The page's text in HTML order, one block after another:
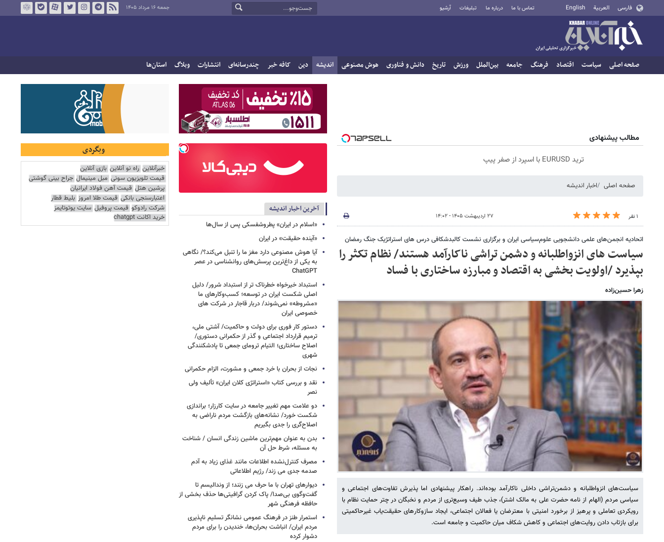
فارسی العربية English تماس با ما درباره ما تبلیغات آرشیو جمعه ۱۶ مرداد ۱۴۰۵
صفحه اصلی سیاست اقتصاد فرهنگ جامعه بین‌الملل ورزش تاریخ دانش و فناوری هوش مصنوعی اندیشه دین کافه خبر چندرسانه‌ای انتشارات وبلاگ استان‌ها
مطالب پیشنهادی
ترید EURUSD با اسپرد از صفر پیپ
صفحه اصلی اخبار اندیشه
۱ نفر ۲۷ اردیبهشت ۱۴۰۵ - ۱۴:۰۲
اتحادیه انجمن‌های علمی دانشجویی علوم‌سیاسی ایران و برگزاری نشست کالبدشکافی درس های استراتژیک جنگ رمضان
سیاست های انزواطلبانه و دشمن تراشی ناکارآمد هستند/ نظام تکثر را
بپذیرد /اولویت بخشی به اقتصاد و مبارزه ساختاری با فساد
زهرا حسین‌زاده
سیاست‌های انزواطلبانه و دشمن‌تراشی داخلی ناکارآمد بوده‌اند. راهکار پیشنهادی اما پذیرش تفاوت‌های اجتماعی و
سیاسی مردم (الهام از نامه حضرت علی به مالک اشتر)، جذب طیف وسیع‌تری از مردم و نخبگان در چتر حمایت نظام با
رویکردی تعاملی و پرهیز از برخورد امنیتی با معترضان یا فعالان اجتماعی، ایجاد سازوکارهای حقیقت‌یاب غیرحاکمیتی
برای بازتاب دادن روایت‌های اجتماعی و کاهش شکاف میان حاکمیت و جامعه است.
آخرین اخبار اندیشه
«اسلام در ایران» پطروشفسکی پس از سال‌ها
«آینده حقیقت» در ایران
آیا هوش مصنوعی دارد مغز ما را تنبل می‌کند؟/ نگاهی
به یکی از داغ‌ترین پرسش‌های روانشناسی در عصر
ChatGPT
استبداد خیرخواه خطرناک تر از استبداد شرور/ دلیل
اصلی شکست ایران در توسعه؛ کسب‌وکارهای ما
«مشروطه» نمی‌شوند/ دربار قاجار در شرکت های
خصوصی ایران
دستور کار فوری برای دولت و حاکمیت/ آشتی ملی،
ترمیم قرارداد اجتماعی و گذر از حکمرانی دستوری/
اصلاح ساختاری؛ التیام ترومای جمعی تا پادشکنندگی
شهری
نجات از بحران با خرد جمعی و مشورت، الزام حکمرانی
نقد و بررسی کتاب «استراتژی کلان ایران» تألیف ولی
نصر
دو علامت مهم تغییر جامعه در سایت کارزار؛ براندازی
شکست خورد/ نشانه‌های بازگشت مردم ناراضی به
اصلاح‌گری را جدی بگیریم
بدن به عنوان مهم‌ترین ماشین زندگی انسان / شناخت
به مسئله، شرط حل آن
مصرف کنترل‌نشده اطلاعات مانند غذای زیاد به آدم
صدمه جدی می زند/ رژیم اطلاعاتی
دیوارهای تهران با ما حرف می زنند؛ از وندالیسم تا
گفت‌وگوی بی‌صدا/ پاک کردن گرافیتی‌ها حذف بخشی از
حافظه فرهنگی شهر
استمرار طنز در فرهنگ عمومی نشانگر تسلیم ناپذیری
مردم ایران/ انباشت بحران‌ها، خندیدن را برای مردم
دشوار کرده
وبگردی
خبرآنلاین راه نو آنلاین بازی آنلاین
قیمت تلویزیون سونی مبل مینیمال جراح بینی گوشتی
پرشین هتل قیمت آهن فولاد ایرانیان
اعتبارسنجی بانکی قیمت طلا امروز بلیط قطار
شرکت رادوکو قیمت پروفیل سایت یوتوتایمز
خرید اکانت chatgpt